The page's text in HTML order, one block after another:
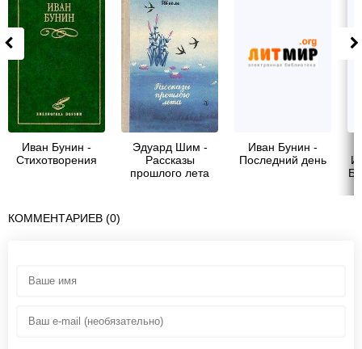
Иван Бунин -
Стихотворения
Эдуард Шим -
Рассказы
прошлого лета
Иван Бунин -
Последний день
КОММЕНТАРИЕВ (0)